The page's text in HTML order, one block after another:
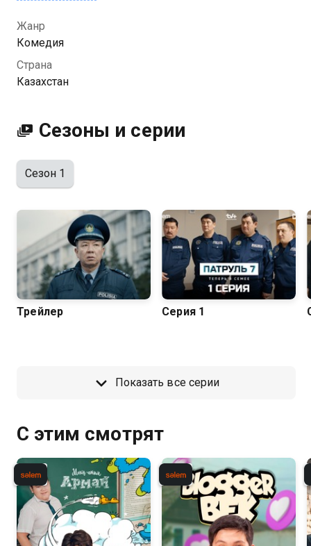
Посмотреть онлайн 1 сезон сериала Патруль 7 вы
можете совершенно бесплатно в хорошем HD
качестве на Казахтелеком
Жанр
Комедия
Страна
Казахстан
Сезоны и серии
Сезон 1
Трейлер Серия 1
Показать все серии
С этим смотрят